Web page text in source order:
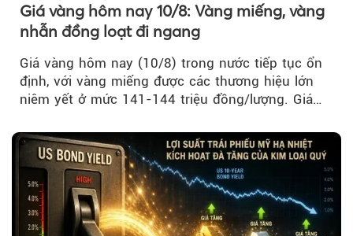
Giá vàng hôm nay 10/8: Vàng miếng, vàng
nhẫn đồng loạt đi ngang
Giá vàng hôm nay (10/8) trong nước tiếp tục ổn
định, với vàng miếng được các thương hiệu lớn
niêm yết ở mức 141-144 triệu đồng/lượng. Giá
kể so với phiên trước.